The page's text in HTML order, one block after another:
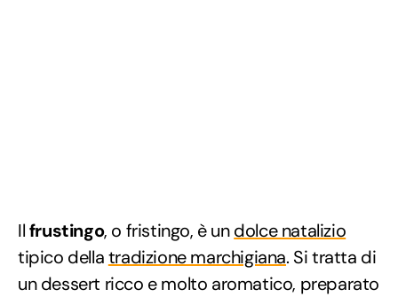
Ilfrustingo, o fristingo, è undolce natalizio
tipico dellatradizione marchigiana. Si tratta di
un dessert ricco e molto aromatico, preparato